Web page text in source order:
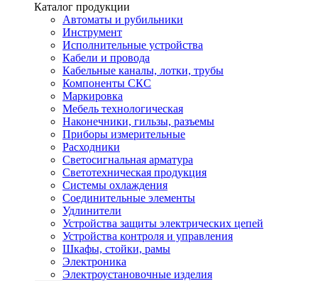
Каталог продукции
Автоматы и рубильники
Инструмент
Исполнительные устройства
Кабели и провода
Кабельные каналы, лотки, трубы
Компоненты СКС
Маркировка
Мебель технологическая
Наконечники, гильзы, разъемы
Приборы измерительные
Расходники
Светосигнальная арматура
Светотехническая продукция
Системы охлаждения
Соединительные элементы
Удлинители
Устройства защиты электрических цепей
Устройства контроля и управления
Шкафы, стойки, рамы
Электроника
Электроустановочные изделия